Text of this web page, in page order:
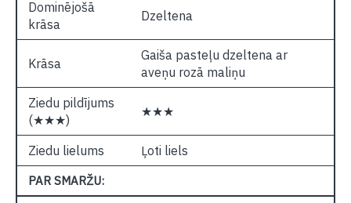
Dominējošā
krāsa
Dzeltena
Krāsa
Gaiša pasteļu dzeltena ar
aveņu rozā maliņu
Ziedu pildījums
(★★★)
★★★
Ziedu lielums Ļoti liels
PAR SMARŽU: